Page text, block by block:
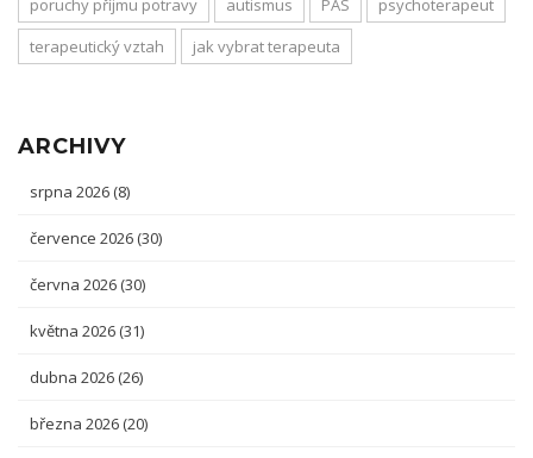
poruchy příjmu potravy
autismus PAS
psychoterapeut
terapeutický vztah
jak vybrat terapeuta
ARCHIVY
srpna 2026 (8)
července 2026 (30)
června 2026 (30)
května 2026 (31)
dubna 2026 (26)
března 2026 (20)